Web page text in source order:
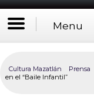
Menu
Cultura Mazatlán Prensa
en el “Baile Infantil”